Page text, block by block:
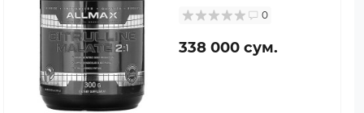
0
338 000 сум.